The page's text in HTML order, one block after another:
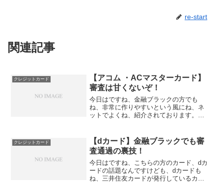
re-start
関連記事
クレジットカード
【アコム ・ACマスターカード】
審査は甘くないぞ！
今日はですね、金融ブラックの方でも
ね、非常に作りやすいという風にね、ネ
ットでよくね、紹介されております。こ
ドなんですけども、これ、実はですね、
私、個人的には、審査はね...
クレジットカード
【dカード】金融ブラックでも審
査通過の裏技！
今日はですね、こちらの方のカード、dカ
ードの話題なんですけども、dカードも
ね、三井住友カードが発行しているカー